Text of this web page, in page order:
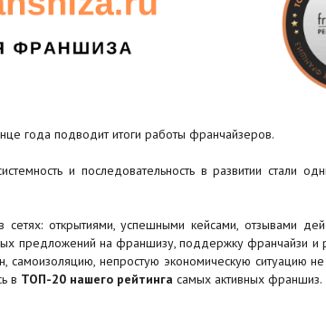
года подводит итоги работы франчайзеров.
и последовательность в развитии стали
открытиями, успешными кейсами, отзывами
предложений на франшизу, поддержку франчайзи и
самоизоляцию, непростую экономическую ситуацию
в ТОП-20 нашего рейтинга самых активных франшиз.